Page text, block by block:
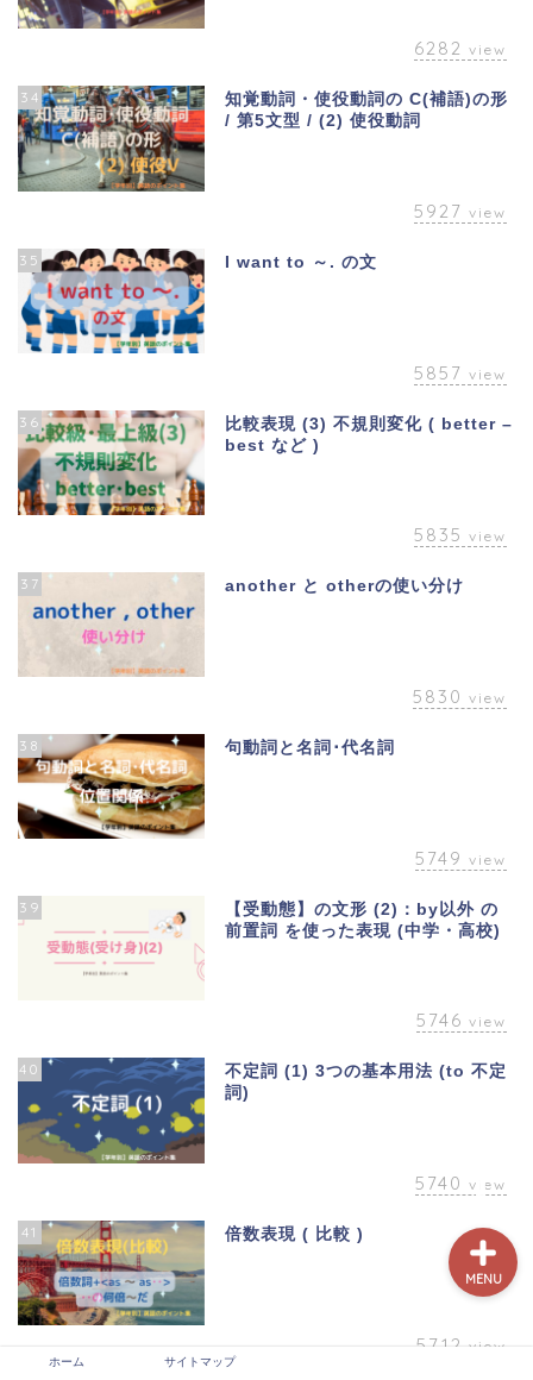
6282 view
34
知覚動詞・使役動詞の C(補語)の形
/ 第5文型 / (2) 使役動詞
5927 view
35 I want to ～. の文
5857 view
36
比較表現 (3) 不規則変化 ( better –
best など )
5835 view
37 another と otherの使い分け
5830 view
38 句動詞と名詞･代名詞
5749 view
39
【受動態】の文形 (2)：by以外 の
前置詞 を使った表現 (中学・高校)
5746 view
40
不定詞 (1) 3つの基本用法 (to 不定
詞)
5740 view
41 倍数表現 ( 比較 )
5712 view
ホーム サイトマップ
MENU
ホーム